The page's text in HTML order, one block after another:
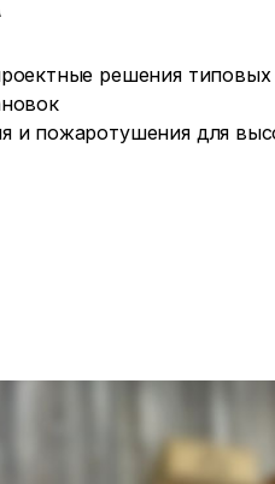
решения
и пожаротушения для